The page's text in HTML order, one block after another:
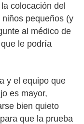
colocación del
pequeños (y
al médico de
le podría
y el equipo que
es mayor,
bien quieto
que la prueba